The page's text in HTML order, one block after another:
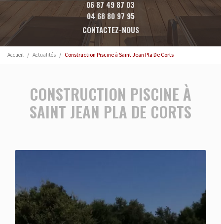
06 87 49 87 03
04 68 80 97 95
CONTACTEZ-NOUS
Accueil Actualités Construction Piscine à Saint Jean Pla De Corts
CONSTRUCTION PISCINE À
SAINT JEAN PLA DE CORTS